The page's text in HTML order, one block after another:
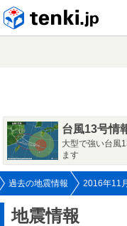
台風13号情
大型で強い台風
ます
過去の地震情報 2016年11
地震情報